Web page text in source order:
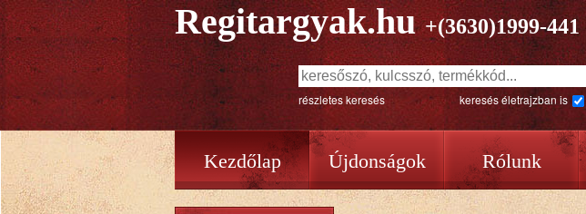
Regitargyak.hu +(3630)1999-441
részletes keresés keresés életrajzban is
Kezdőlap Újdonságok Rólunk